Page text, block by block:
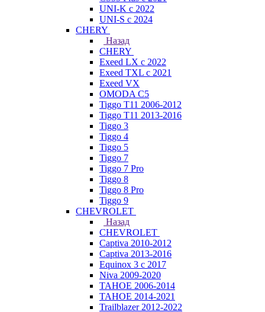
UNI-K с 2022
UNI-S с 2024
CHERY
Назад
CHERY
Exeed LX с 2022
Exeed TXL с 2021
Exeed VX
OMODA C5
Tiggo T11 2006-2012
Tiggo T11 2013-2016
Tiggo 3
Tiggo 4
Tiggo 5
Tiggo 7
Tiggo 7 Pro
Tiggo 8
Tiggo 8 Pro
Tiggo 9
CHEVROLET
Назад
CHEVROLET
Captiva 2010-2012
Captiva 2013-2016
Equinox 3 с 2017
Niva 2009-2020
TAHOE 2006-2014
TAHOE 2014-2021
Trailblazer 2012-2022